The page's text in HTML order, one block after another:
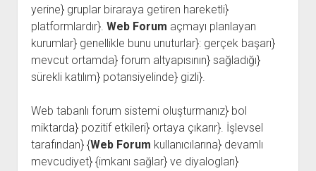
yerine} gruplar biraraya getiren hareketli}
platformlardır}. Web Forum açmayı planlayan
kurumlar} genellikle bunu unuturlar}: gerçek başarı}
mevcut ortamda} forum altyapısının} sağladığı}
sürekli katılım} potansiyelinde} gizli}.
Web tabanlı forum sistemi oluşturmanız} bol
miktarda} pozitif etkileri} ortaya çıkarır}. İşlevsel
tarafından} {Web Forum kullanıcılarına} devamlı
mevcudiyet} {imkanı sağlar} ve diyalogları}